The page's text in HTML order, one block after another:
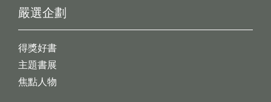
嚴選企劃
得獎好書
主題書展
焦點人物